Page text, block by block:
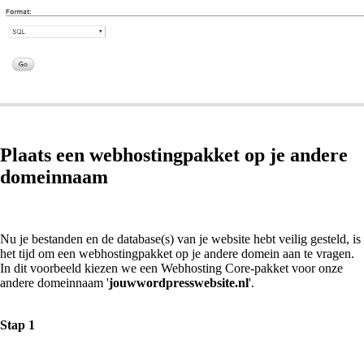
Plaats een webhostingpakket op je andere
domeinnaam
Nu je bestanden en de database(s) van je website hebt veilig gesteld, is
het tijd om een webhostingpakket op je andere domein aan te vragen.
In dit voorbeeld kiezen we een Webhosting Core-pakket voor onze
andere domeinnaam 'jouwwordpresswebsite.nl'.
Stap 1